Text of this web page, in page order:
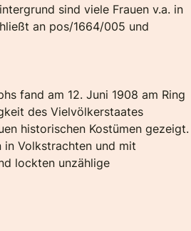
sind viele Frauen v.a. in
an pos/1664/005 und
fand am 12. Juni 1908 am Ring
des Vielvölkerstaates
historischen Kostümen gezeigt.
Volkstrachten und mit
lockten unzählige